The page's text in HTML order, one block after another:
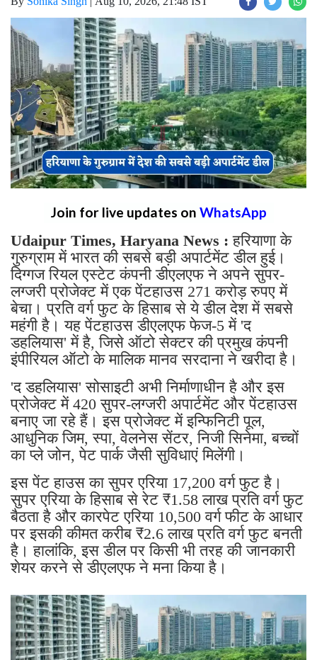
Join for live updates on WhatsApp
Udaipur Times, Haryana News :हरियाणा के
गुरुग्राम में भारत की सबसे बड़ी अपार्टमेंट डील हुई।
दिग्गज रियल एस्टेट कंपनी डीएलएफ ने अपने सुपर-
लग्जरी प्रोजेक्ट में एक पेंटहाउस 271 करोड़ रुपए में
बेचा। प्रति वर्ग फुट के हिसाब से ये डील देश में सबसे
महंगी है। यह पेंटहाउस डीएलएफ फेज-5 में 'द
डहलियास' में है, जिसे ऑटो सेक्टर की प्रमुख कंपनी
इंपीरियल ऑटो के मालिक मानव सरदाना ने खरीदा है।
'द डहलियास' सोसाइटी अभी निर्माणाधीन है और इस
प्रोजेक्ट में 420 सुपर-लग्जरी अपार्टमेंट और पेंटहाउस
बनाए जा रहे हैं। इस प्रोजेक्ट में इन्फिनिटी पूल,
आधुनिक जिम, स्पा, वेलनेस सेंटर, निजी सिनेमा, बच्चों
का प्ले जोन, पेट पार्क जैसी सुविधाएं मिलेंगी।
इस पेंट हाउस का सुपर एरिया 17,200 वर्ग फुट है।
सुपर एरिया के हिसाब से रेट ₹1.58 लाख प्रति वर्ग फुट
बैठता है और कारपेट एरिया 10,500 वर्ग फीट के आधार
पर इसकी कीमत करीब ₹2.6 लाख प्रति वर्ग फुट बनती
है। हालांकि, इस डील पर किसी भी तरह की जानकारी
शेयर करने से डीएलएफ ने मना किया है।